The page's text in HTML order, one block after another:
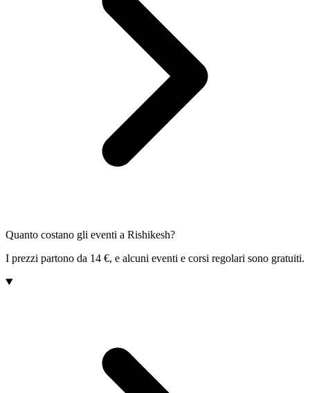
Quanto costano gli eventi a Rishikesh?
I prezzi partono da 14 €, e alcuni eventi e corsi regolari sono gratuiti.